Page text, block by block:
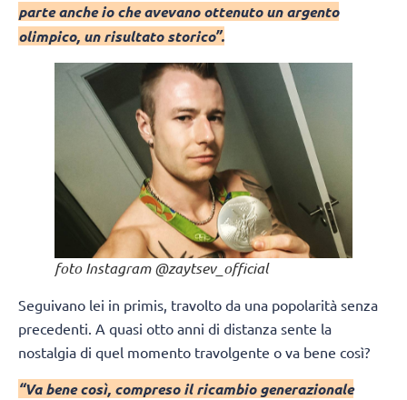
parte anche io che avevano ottenuto un argento
olimpico, un risultato storico”.
foto Instagram @zaytsev_official
Seguivano lei in primis, travolto da una popolarità senza
precedenti. A quasi otto anni di distanza sente la
nostalgia di quel momento travolgente o va bene così?
“Va bene così, compreso il ricambio generazionale